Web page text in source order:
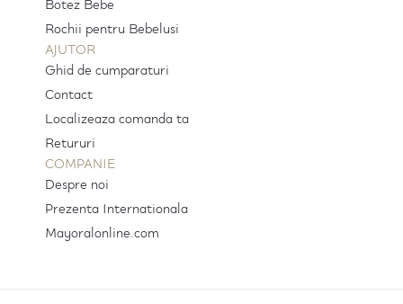
Botez Bebe
Rochii pentru Bebelusi
AJUTOR
Ghid de cumparaturi
Contact
Localizeaza comanda ta
Retururi
COMPANIE
Despre noi
Prezenta Internationala
Mayoralonline.com